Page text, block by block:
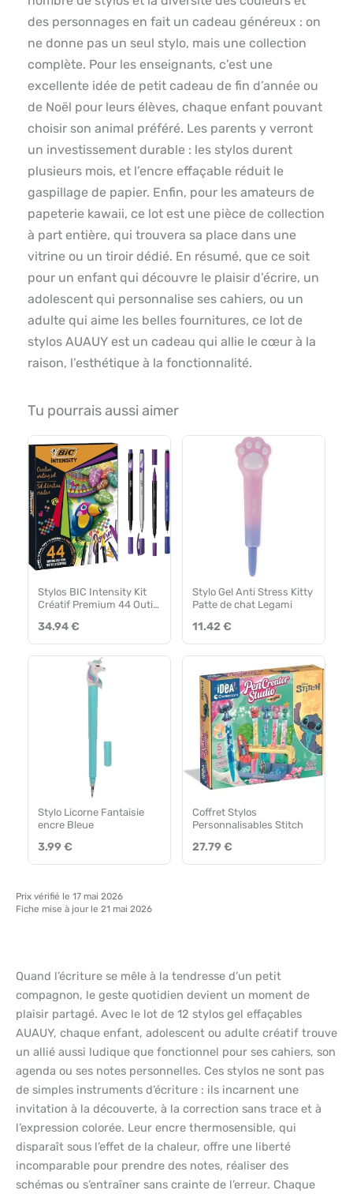
des personnages en fait un cadeau généreux : on
ne donne pas un seul stylo, mais une collection
complète. Pour les enseignants, c’est une
excellente idée de petit cadeau de fin d’année ou
de Noël pour leurs élèves, chaque enfant pouvant
choisir son animal préféré. Les parents y verront
un investissement durable : les stylos durent
plusieurs mois, et l’encre effaçable réduit le
gaspillage de papier. Enfin, pour les amateurs de
papeterie kawaii, ce lot est une pièce de collection
à part entière, qui trouvera sa place dans une
vitrine ou un tiroir dédié. En résumé, que ce soit
pour un enfant qui découvre le plaisir d’écrire, un
adolescent qui personnalise ses cahiers, ou un
adulte qui aime les belles fournitures, ce lot de
stylos AUAUY est un cadeau qui allie le cœur à la
raison, l’esthétique à la fonctionnalité.
Tu pourrais aussi aimer
Stylos BIC Intensity Kit
Créatif Premium 44 Outils
34.94 €
Stylo Gel Anti Stress Kitty
Patte de chat Legami
11.42 €
Stylo Licorne Fantaisie
encre Bleue
3.99 €
Coffret Stylos
Personnalisables Stitch
27.79 €
Prix vérifié le 17 mai 2026
Fiche mise à jour le 21 mai 2026
Quand l’écriture se mêle à la tendresse d’un petit
compagnon, le geste quotidien devient un moment de
plaisir partagé. Avec le lot de 12 stylos gel effaçables
AUAUY, chaque enfant, adolescent ou adulte créatif trouve
un allié aussi ludique que fonctionnel pour ses cahiers, son
agenda ou ses notes personnelles. Ces stylos ne sont pas
de simples instruments d’écriture : ils incarnent une
invitation à la découverte, à la correction sans trace et à
l’expression colorée. Leur encre thermosensible, qui
disparaît sous l’effet de la chaleur, offre une liberté
incomparable pour prendre des notes, réaliser des
schémas ou s’entraîner sans crainte de l’erreur. Chaque